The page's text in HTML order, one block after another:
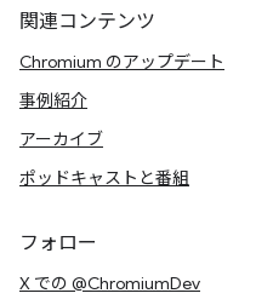
関連コンテンツ
Chromium のアップデート
事例紹介
アーカイブ
ポッドキャストと番組
フォロー
X での @ChromiumDev